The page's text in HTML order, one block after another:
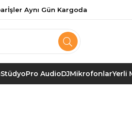
Aynı Gün Kargoda
StüdyoPro AudioDJMikrofonlarYerli